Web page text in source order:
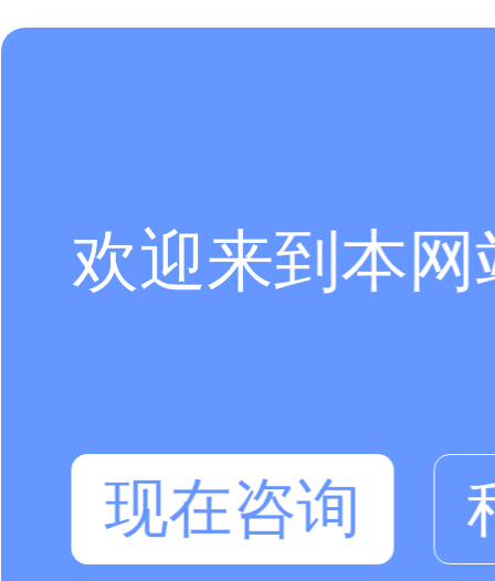
欢迎来到本
现在咨询